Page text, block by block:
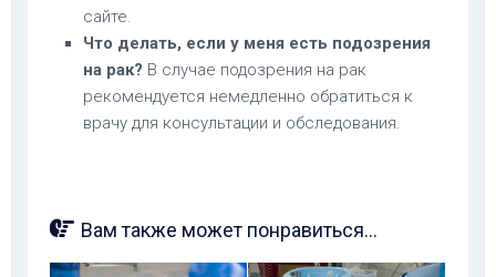
сайте.
Что делать, если у меня есть подозрения
на рак? В случае подозрения на рак
рекомендуется немедленно обратиться к
врачу для консультации и обследования.
Вам также может понравиться...